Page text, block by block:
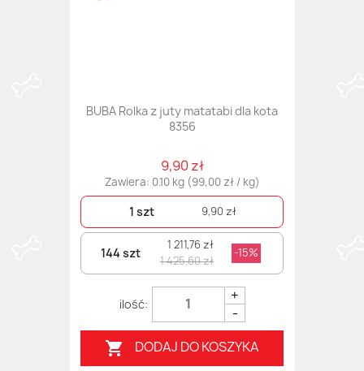
BUBA Rolka z juty matatabi dla kota
8356
9,90 zł
Zawiera: 0.10 kg (99,00 zł / kg)
1 szt 9,90 zł
144 szt
1 211,76 zł
1 425,60 zł
-15%
+
-
 DODAJ DO KOSZYKA